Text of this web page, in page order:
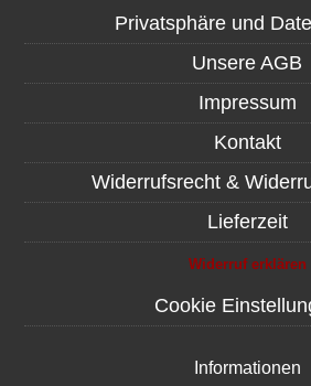
Privatsphäre und
Unsere AGB
Impressum
Kontakt
Widerrufsrecht &
Lieferzeit
Widerruf erklären
Cookie
Informationen